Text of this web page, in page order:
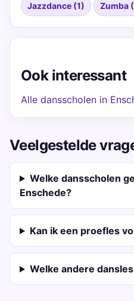
Jazzdance (1) Zumba
Ook interessant
Alle dansscholen in
Veelgestelde
Welke dansscholen
Enschede?
Kan ik een proefles
Welke andere